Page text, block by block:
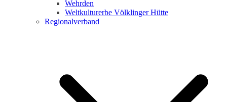
Wehrden
Weltkulturerbe Völklinger Hütte
Regionalverband